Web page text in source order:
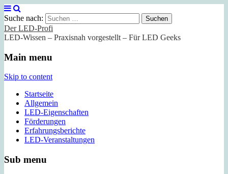
Suche nach:
Der LED-Profi
LED-Wissen – Praxisnah vorgestellt – Für LED Geeks
Main menu
Skip to content
Startseite
Allgemein
LED-Eigenschaften
Förderungen
Erfahrungsberichte
LED-Veranstaltungen
Sub menu